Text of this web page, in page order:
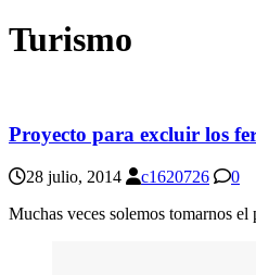
Turismo
28 julio, 2014 c1620726
0
Muchas veces solemos tomarnos